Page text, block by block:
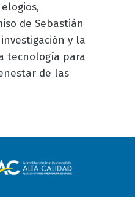
de Sebastián
y la
tecnología para
de las